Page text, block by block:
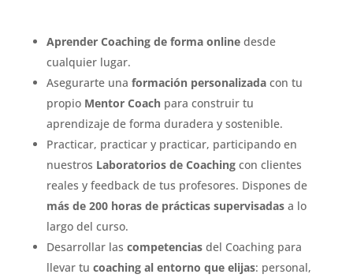
Aprender Coaching de forma onlinedesde
cualquier lugar.
Asegurarte una formación personalizadacon tu
propio Mentor Coachpara construir tu
aprendizaje de forma duradera y sostenible.
Practicar, practicar y practicar, participando en
nuestros Laboratorios de Coachingcon clientes
reales y feedback de tus profesores. Dispones de
más de 200 horas de prácticas supervisadas a lo
largo del curso.
Desarrollar las competencias del Coaching para
llevar tu coaching al entorno que elijas: personal,